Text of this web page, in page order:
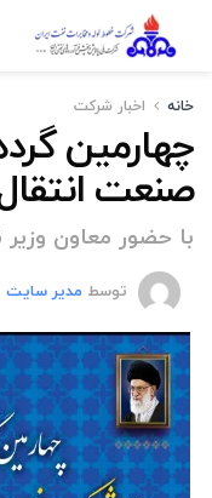
خانه اخبار شركت
چهارمین
صنعت
با حضور معاون
توسط مدیر سایت